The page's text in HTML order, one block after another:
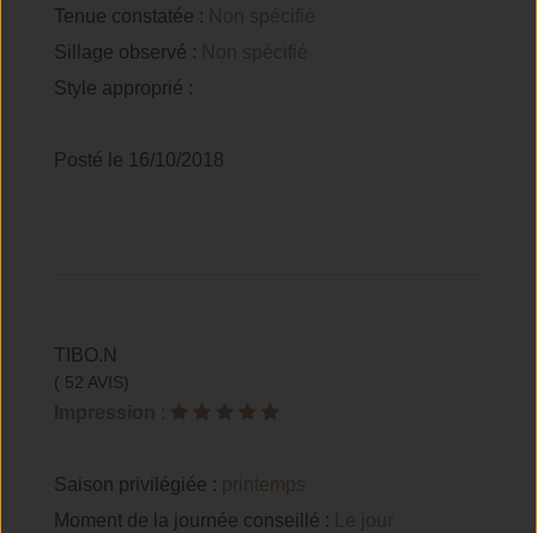
Tenue constatée : Non spécifié
Sillage observé : Non spécifié
Style approprié :
Posté le 16/10/2018
TIBO.N
( 52 AVIS)
Impression :
Saison privilégiée : printemps
Moment de la journée conseillé :
Le jour